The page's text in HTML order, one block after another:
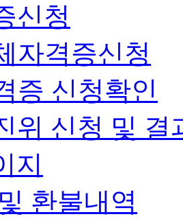
신청
자격증신청
증 신청확인
위 신청 및 결
지
환불내역